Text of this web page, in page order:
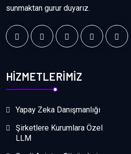
sunmaktan gurur duyarız.
HİZMETLERİMİZ
Yapay Zeka Danışmanlığı
Şirketlere Kurumlara Özel
LLM